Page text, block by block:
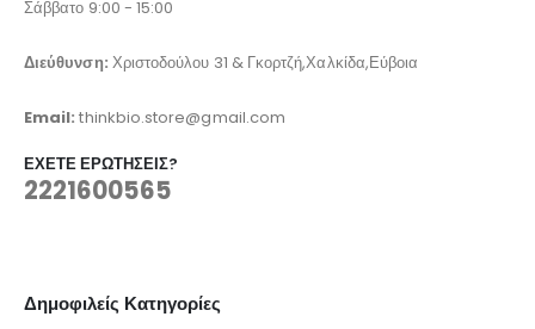
Σάββατο 9:00 - 15:00
Διεύθυνση: Χριστοδούλου 31 & Γκορτζή,Χαλκίδα,Εύβοια
Email:thinkbio.store@gmail.com
ΈΧΕΤΕ ΕΡΩΤΉΣΕΙΣ?
2221600565
Δημοφιλείς Κατηγορίες